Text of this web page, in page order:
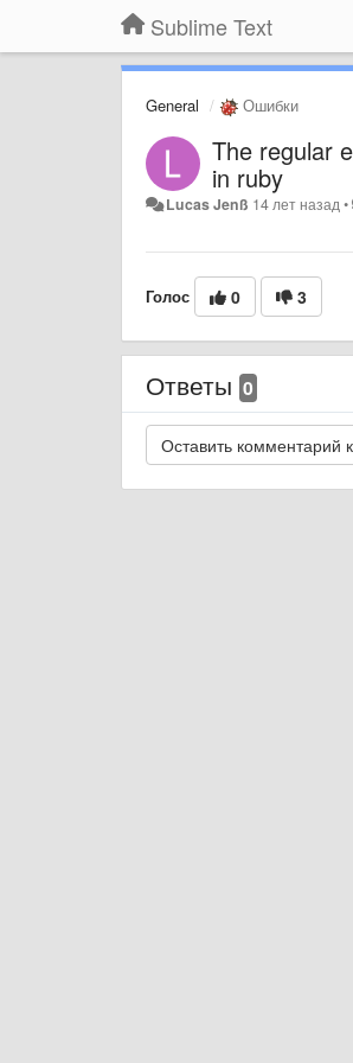
Sublime Text
General Ошибки
The regular
in ruby
Lucas Jenß 14 лет назад •
Голос 0 3
Ответы 0